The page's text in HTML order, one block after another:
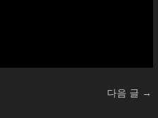
다음 글 →